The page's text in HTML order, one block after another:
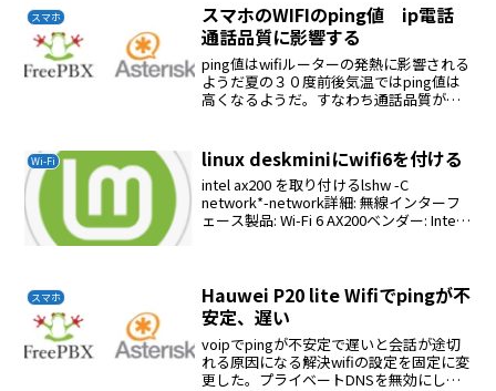
スマホ
スマホのWIFIのping値 ip電話
通話品質に影響する
ping値はwifiルーターの発熱に影響される
ようだ夏の３０度前後気温ではping値は
高くなるようだ。すなわち通話品質が落
らないacrobitsに着信があれば...
Wi-Fi linux deskminiにwifi6を付ける
intel ax200 を取り付けるlshw -C
network*-network詳細: 無線インターフ
ェース製品: Wi-Fi 6 AX200ベンダー: Intel
スマホ
Hauwei P20 lite Wifiでpingが不
安定、遅い
voipでpingが不安定で遅いと会話が途切
れる原因になる解決wifiの設定を固定に変
更した。プライベートDNSを無効にし